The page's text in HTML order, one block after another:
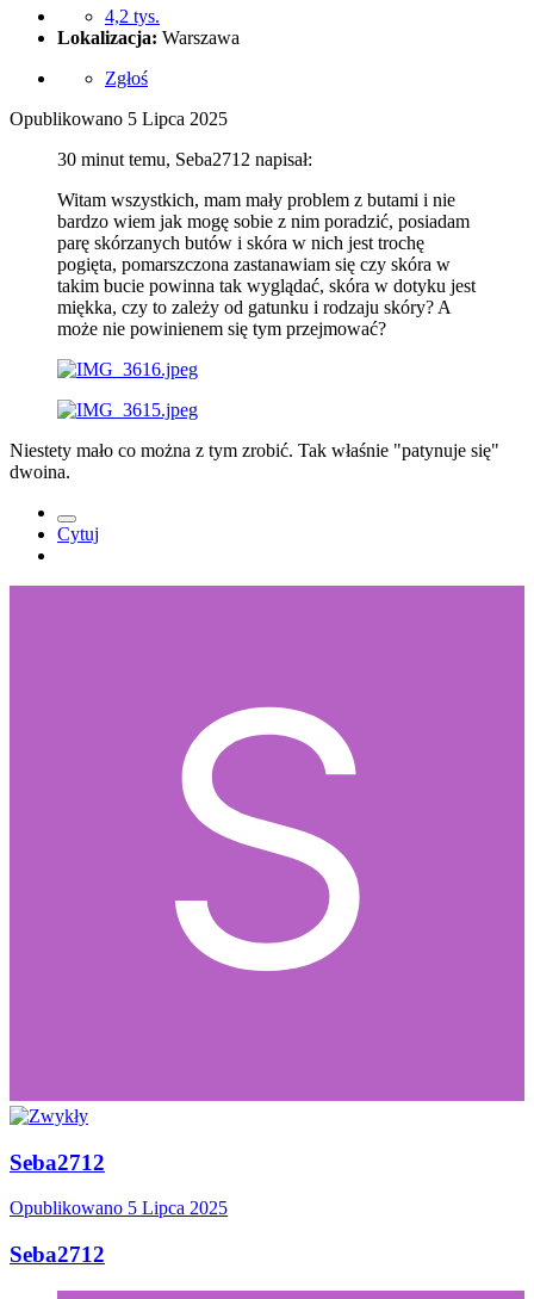
4,2 tys.
Lokalizacja: Warszawa
Zgłoś
Opublikowano 5 Lipca 2025
30 minut temu, Seba2712 napisał:
Witam wszystkich, mam mały problem z butami i nie
bardzo wiem jak mogę sobie z nim poradzić, posiadam
parę skórzanych butów i skóra w nich jest trochę
pogięta, pomarszczona zastanawiam się czy skóra w
takim bucie powinna tak wyglądać, skóra w dotyku jest
miękka, czy to zależy od gatunku i rodzaju skóry? A
może nie powinienem się tym przejmować?
Niestety mało co można z tym zrobić. Tak właśnie "patynuje się"
dwoina.
Cytuj
Seba2712
Opublikowano 5 Lipca 2025
Seba2712